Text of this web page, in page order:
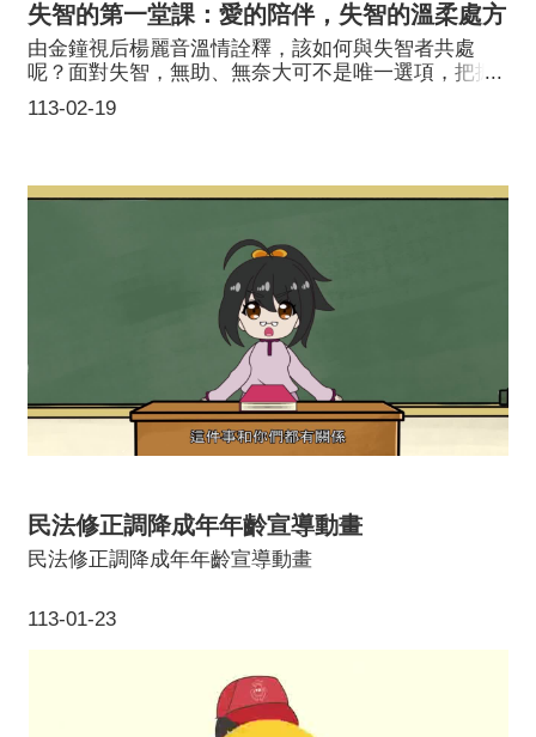
失智的第一堂課：愛的陪伴，失智的溫柔處方
113-02-19
由金鐘視后楊麗音溫情詮釋，該如何與失智者共處
呢？面對失智，無助、無奈大可不是唯一選項，把握
失智的黃金期，多健腦、多互動、多運動，並接受專
業的醫療協助，有助於延緩病情。
民法修正調降成年年齡宣導動畫
113-01-23
民法修正調降成年年齡宣導動畫